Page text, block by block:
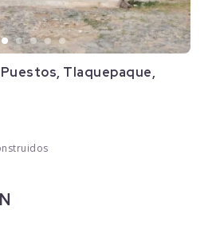
Puestos, Tlaquepaque,